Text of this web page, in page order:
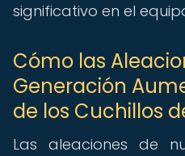
significativo en el
Cómo las
Generación
de los Cuchillos
Las aleaciones de